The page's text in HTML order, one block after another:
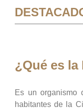
¿Qué es la
Es un organismo
habitantes de la